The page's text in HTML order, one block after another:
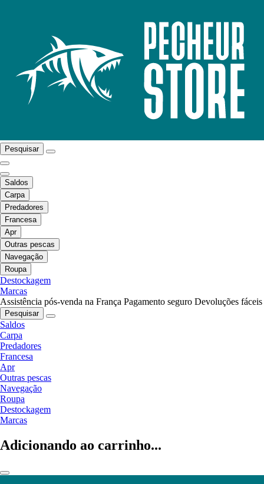
Pesquisar
Saldos
Carpa
Predadores
Francesa
Apr
Outras pescas
Navegação
Roupa
Destockagem
Marcas
Assistência pós-venda na França Pagamento seguro Devoluções fáceis
Pesquisar
Saldos
Carpa
Predadores
Francesa
Apr
Outras pescas
Navegação
Roupa
Destockagem
Marcas
Adicionando ao carrinho...